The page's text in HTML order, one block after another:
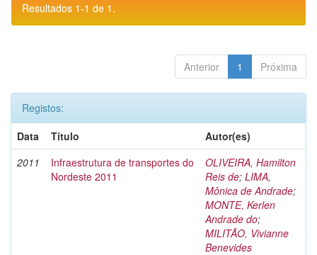
Resultados 1-1 de 1.
Anterior 1 Próxima
Registos:
Data
Título
Autor(es)
2011
Infraestrutura de transportes do
Nordeste 2011
OLIVEIRA, Hamilton
Reis de; LIMA,
Mônica de Andrade;
MONTE, Kerlen
Andrade do;
MILITÃO, Vivianne
Benevides